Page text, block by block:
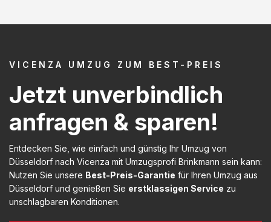
VICENZA UMZUG ZUM BEST-PREIS
Jetzt unverbindlich
anfragen & sparen!
Entdecken Sie, wie einfach und günstig Ihr Umzug von
Düsseldorf nach Vicenza mit Umzugsprofi Brinkmann sein kann:
Nutzen Sie unsere Best-Preis-Garantie für Ihren Umzug aus
Düsseldorf und genießen Sie erstklassigen Service zu
unschlagbaren Konditionen.